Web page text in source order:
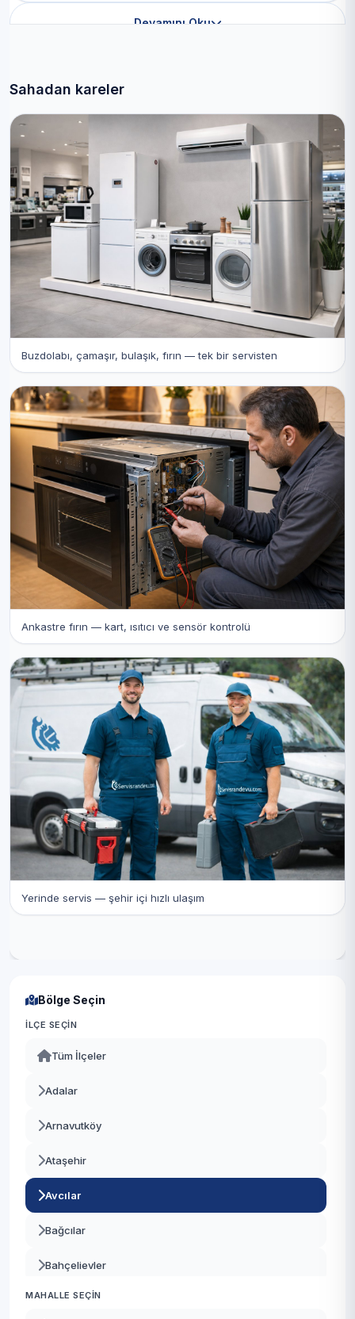
Devamını Oku
Sahadan kareler
Buzdolabı, çamaşır, bulaşık, fırın — tek bir servisten
Ankastre fırın — kart, ısıtıcı ve sensör kontrolü
Yerinde servis — şehir içi hızlı ulaşım
Bölge Seçin
İLÇE SEÇIN
Tüm İlçeler
Adalar
Arnavutköy
Ataşehir
Avcılar
Bağcılar
Bahçelievler
Bakırköy
MAHALLE SEÇIN